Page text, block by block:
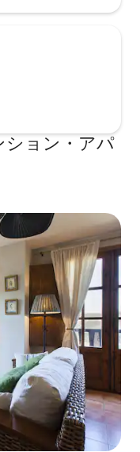
ション・アパ